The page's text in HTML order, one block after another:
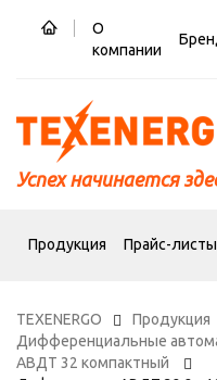
О
компании
Успех начинается
Продукция Прайс-листы
TEXENERGO Продукция
Дифференциальные
АВДТ 32 компактный